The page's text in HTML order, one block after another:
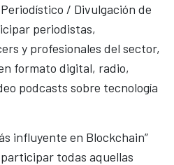
/ Divulgación de
periodistas,
y profesionales del sector,
formato digital, radio,
podcasts sobre tecnología
influyente en Blockchain”
todas aquellas